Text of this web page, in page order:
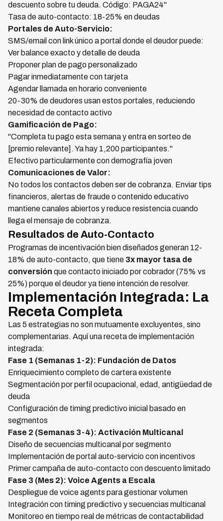
descuento sobre tu deuda. Código: PAGA24"
Tasa de auto-contacto: 18-25% en deudas
Portales de Auto-Servicio:
SMS/email con link único a portal donde el deudor puede:
Ver balance exacto y detalle de deuda
Proponer plan de pago personalizado
Pagar inmediatamente con tarjeta
Agendar llamada en horario conveniente
20-30% de deudores usan estos portales, reduciendo
necesidad de contacto activo
Gamificación de Pago:
"Completa tu pago esta semana y entra en sorteo de
[premio relevante]. Ya hay 1,200 participantes."
Efectivo particularmente con demografía joven
Comunicaciones de Valor:
No todos los contactos deben ser de cobranza. Enviar tips
financieros, alertas de fraude o contenido educativo
mantiene canales abiertos y reduce resistencia cuando
llega el mensaje de cobranza.
Resultados de Auto-Contacto
Programas de incentivación bien diseñados generan 12-
18% de auto-contacto, que tiene 3x mayor tasa de
conversión que contacto iniciado por cobrador (75% vs
25%) porque el deudor ya tiene intención de resolver.
Implementación Integrada: La
Receta Completa
Las 5 estrategias no son mutuamente excluyentes, sino
complementarias. Aquí una receta de implementación
integrada:
Fase 1 (Semanas 1-2): Fundación de Datos
Enriquecimiento completo de cartera existente
Segmentación por perfil ocupacional, edad, antigüedad de
deuda
Configuración de timing predictivo inicial basado en
segmentos
Fase 2 (Semanas 3-4): Activación Multicanal
Diseño de secuencias multicanal por segmento
Implementación de portal auto-servicio con incentivos
Primer campaña de auto-contacto con descuento limitado
Fase 3 (Mes 2): Voice Agents a Escala
Despliegue de voice agents para gestionar volumen
Integración con timing predictivo y secuencias multicanal
Monitoreo en tiempo real de métricas de contactabilidad